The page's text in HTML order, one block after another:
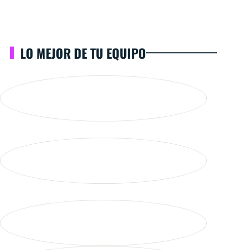
LO MEJOR DE TU EQUIPO